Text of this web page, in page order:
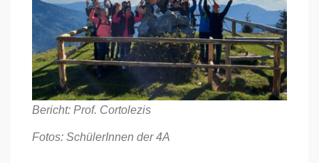
Bericht: Prof. Cortolezis
Fotos: SchülerInnen der 4A